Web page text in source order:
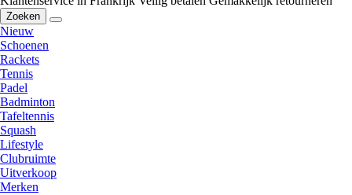
Zoeken
Nieuw
Schoenen
Rackets
Tennis
Padel
Badminton
Tafeltennis
Squash
Lifestyle
Clubruimte
Uitverkoop
Merken